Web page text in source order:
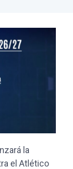
la
el Atlético